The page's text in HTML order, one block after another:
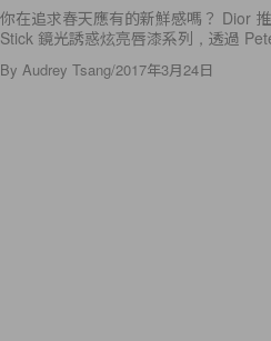
你在追求春天應有的新鮮感嗎？ Dior
Stick 鏡光誘惑炫亮唇漆系列，透過
By Audrey Tsang/2017年3月24日